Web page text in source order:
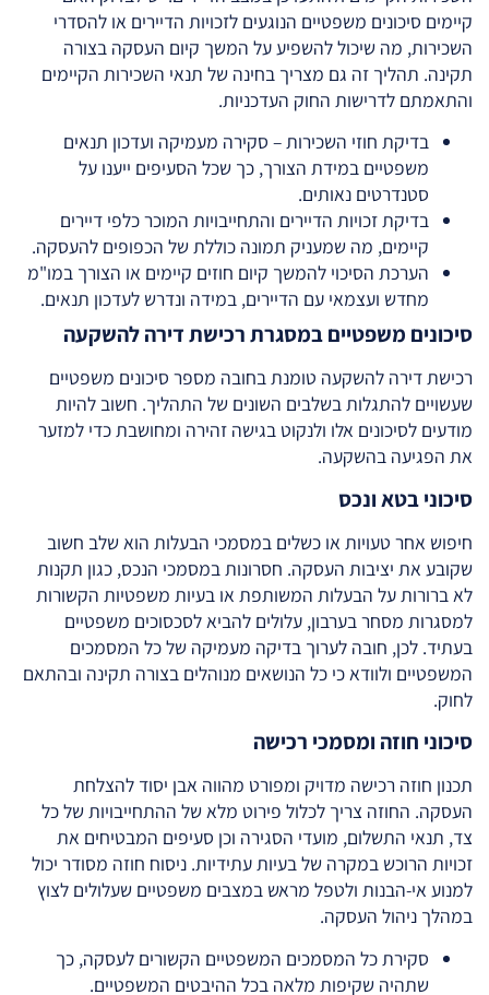
קיימים סיכונים משפטיים הנוגעים לזכויות הדיירים או להסדרי
השכירות, מה שיכול להשפיע על המשך קיום העסקה בצורה
תקינה. תהליך זה גם מצריך בחינה של תנאי השכירות הקיימים
והתאמתם לדרישות החוק העדכניות.
בדיקת חוזי השכירות – סקירה מעמיקה ועדכון תנאים
משפטיים במידת הצורך, כך שכל הסעיפים ייענו על
סטנדרטים נאותים.
בדיקת זכויות הדיירים והתחייבויות המוכר כלפי דיירים
קיימים, מה שמעניק תמונה כוללת של הכפופים להעסקה.
הערכת הסיכוי להמשך קיום חוזים קיימים או הצורך במו"מ
מחדש ועצמאי עם הדיירים, במידה ונדרש לעדכון תנאים.
סיכונים משפטיים במסגרת רכישת דירה להשקעה
רכישת דירה להשקעה טומנת בחובה מספר סיכונים משפטיים
שעשויים להתגלות בשלבים השונים של התהליך. חשוב להיות
מודעים לסיכונים אלו ולנקוט בגישה זהירה ומחושבת כדי למזער
את הפגיעה בהשקעה.
סיכוני בטא ונכס
חיפוש אחר טעויות או כשלים במסמכי הבעלות הוא שלב חשוב
שקובע את יציבות העסקה. חסרונות במסמכי הנכס, כגון תקנות
לא ברורות על הבעלות המשותפת או בעיות משפטיות הקשורות
למסגרות מסחר בערבון, עלולים להביא לסכסוכים משפטיים
בעתיד. לכן, חובה לערוך בדיקה מעמיקה של כל המסמכים
המשפטיים ולוודא כי כל הנושאים מנוהלים בצורה תקינה ובהתאם
לחוק.
סיכוני חוזה ומסמכי רכישה
תכנון חוזה רכישה מדויק ומפורט מהווה אבן יסוד להצלחת
העסקה. החוזה צריך לכלול פירוט מלא של ההתחייבויות של כל
צד, תנאי התשלום, מועדי הסגירה וכן סעיפים המבטיחים את
זכויות הרוכש במקרה של בעיות עתידיות. ניסוח חוזה מסודר יכול
למנוע אי-הבנות ולטפל מראש במצבים משפטיים שעלולים לצוץ
במהלך ניהול העסקה.
סקירת כל המסמכים המשפטיים הקשורים לעסקה, כך
שתהיה שקיפות מלאה בכל ההיבטים המשפטיים.